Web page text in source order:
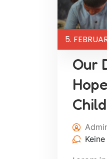
5.
Our